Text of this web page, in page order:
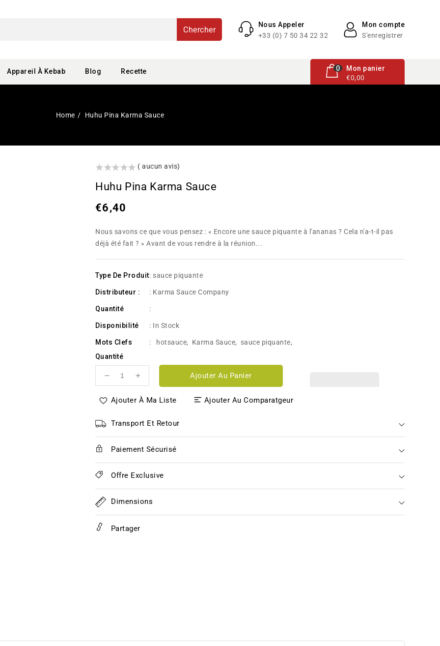
Chercher
Mon compte
S'enregistrer
Nous Appeler
+33 (0) 7 50 34 22 32
Appareil À Kebab Blog Recette 0
0 articleMon panier
€0,00
Home Huhu Pina Karma Sauce
()
( aucun avis)
Huhu Pina Karma Sauce
Prix
€6,40
Nous savons ce que vous pensez : « Encore une sauce piquante à l'ananas ? Cela n'a-t-il pas
déjà été fait ? » Avant de vous rendre à la réunion...
Type De Produit: sauce piquante
Distributeur : : Karma Sauce Company
Quantité :
Disponibilité : In Stock
Mots Clefs : hotsauce, Karma Sauce, sauce piquante,
Quantité
Réduire
quantité
Huhu
Sauce
Augmenter
quantité
Huhu
Sauce
Ajouter Au Panier
Ajouter À Ma Liste Ajouter Au Comparatgeur
Transport Et Retour
Paiement Sécurisé
Offre Exclusive
Dimensions
Partager